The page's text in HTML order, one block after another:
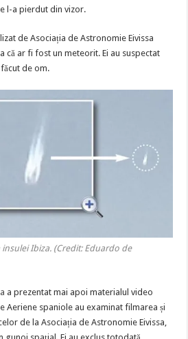
l-a pierdut din vizor.
de Asociația de Astronomie Eivissa
că ar fi fost un meteorit. Ei au suspectat
de om.
Ibiza. (Credit: Eduardo de
a prezentat mai apoi materialul video
Aeriene spaniole au examinat filmarea și
de la Asociația de Astronomie Eivissa,
gunoi spațial. Ei au exclus totodată